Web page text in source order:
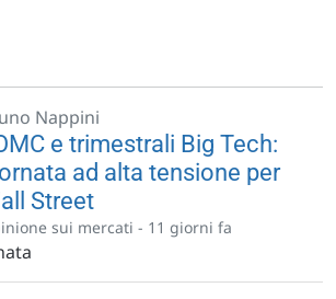
Nappini
e trimestrali Big Tech:
ad alta tensione per
Street
sui mercati - 11 giorni fa